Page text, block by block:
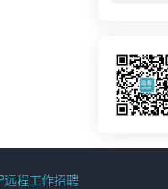
远程工作招聘